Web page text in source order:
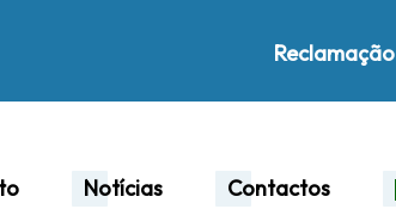
Reclamação
Notícias Contactos